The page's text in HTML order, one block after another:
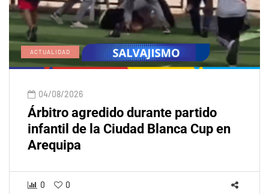
ACTUALIDAD
04/08/2026
Árbitro agredido durante partido
infantil de la Ciudad Blanca Cup en
Arequipa
0 0